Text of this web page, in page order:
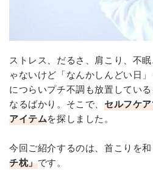
ストレス、だるさ、肩こり、不
ゃないけど「なんかしんどい日
につらいプチ不調も放置してい
なるばかり。そこで、 セルフケ
アイテムを探しました。
今回ご紹介するのは、首こりを
チ枕」です。